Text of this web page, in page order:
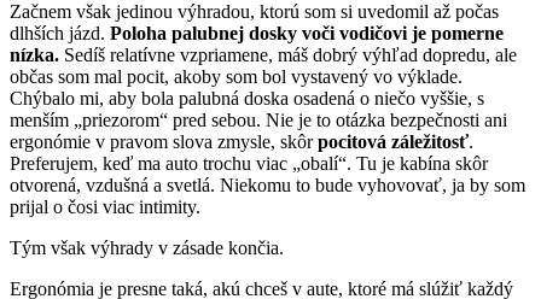
Začnem však jedinou výhradou, ktorú som si uvedomil až počas
dlhších jázd. Poloha palubnej dosky voči vodičovi je pomerne
nízka. Sedíš relatívne vzpriamene, máš dobrý výhľad dopredu, ale
občas som mal pocit, akoby som bol vystavený vo výklade.
Chýbalo mi, aby bola palubná doska osadená o niečo vyššie, s
menším „priezorom“ pred sebou. Nie je to otázka bezpečnosti ani
ergonómie v pravom slova zmysle, skôrpocitová záležitosť.
Preferujem, keď ma auto trochu viac „obalí“. Tu je kabína skôr
otvorená, vzdušná a svetlá. Niekomu to bude vyhovovať, ja by som
prijal o čosi viac intimity.
Tým však výhrady v zásade končia.
Ergonómia je presne taká, akú chceš v aute, ktoré má slúžiť každý